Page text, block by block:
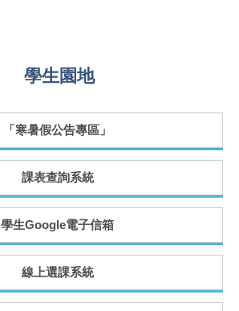
學生園地
「寒暑假公告專區」
課表查詢系統
學生Google電子信箱
線上選課系統